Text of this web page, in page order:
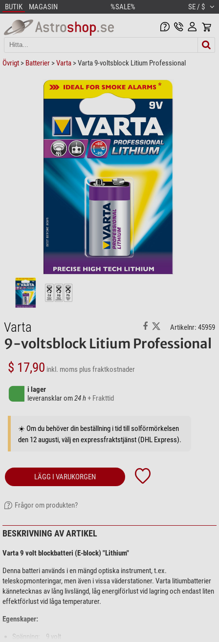
BUTIK MAGASIN %SALE% SE / $
Övrigt > Batterier >Varta > Varta 9-voltsblock Litium Professional
Varta Artikelnr: 45959
9-voltsblock Litium Professional
$ 17,90 inkl. moms plus fraktkostnader
i lager
leveransklar om24 h+ Frakttid
☀️ Om du behöver din beställning i tid till solförmörkelsen
den 12 augusti, välj en expressfraktstjänst (DHL Express).
LÄGG I VARUKORGEN
Frågor om produkten?
BESKRIVNING AV ARTIKEL
Varta 9 volt blockbatteri (E-block) "Lithium"
Denna batteri används i en mängd optiska instrument, t.ex.
teleskopmonteringar, men även i vissa väderstationer. Varta litiumbatterier
kännetecknas av lång livslängd, låg energiförlust vid lagring och endast liten
effektförlust vid låga temperaturer.
Egenskaper:
Spänning: 9 volt